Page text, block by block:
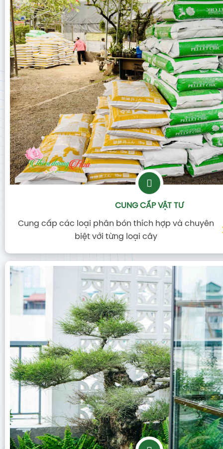
CUNG CẤP VẬT TƯ
Cung cấp các loại phân bón thích hợp và chuyên
biệt với từng loại cây